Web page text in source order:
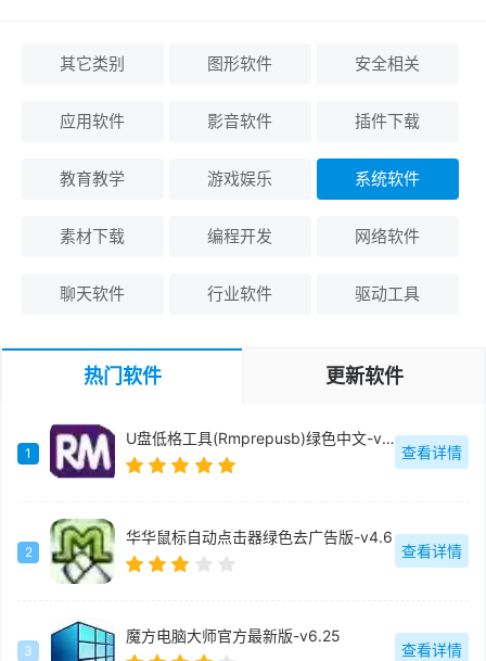
其它类别 图形软件 安全相关
应用软件 影音软件 插件下载
教育教学 游戏娱乐 系统软件
素材下载 编程开发 网络软件
聊天软件 行业软件 驱动工具
热门软件 更新软件
1
U盘低格工具(Rmprepusb)绿色中文-v2.1.744
查看详情
2
华华鼠标自动点击器绿色去广告版-v4.6
查看详情
3
魔方电脑大师官方最新版-v6.25
查看详情